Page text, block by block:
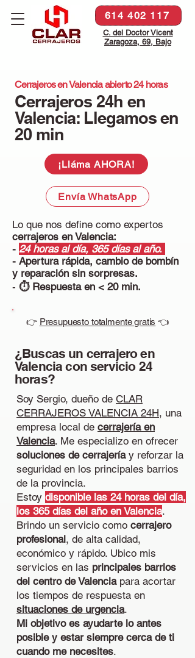
614 402 117
C. del Doctor Vicent
Zaragoza, 69, Bajo
Cerrajeros en Valencia abierto 24 horas
Cerrajeros 24h en
Valencia: Llegamos en
20 min
¡Lláma AHORA!
Envía WhatsApp
Lo que nos define como expertos
cerrajeros en Valencia:
- 24 horas al día, 365 días al año.
- Apertura rápida, cambio de bombín
y reparación sin sorpresas.
- ⏱ Respuesta en < 20 min.
👉 Presupuesto totalmente gratis 👈
¿Buscas un cerrajero en
Valencia con servicio 24
horas?
Soy Sergio, dueño de CLAR
CERRAJEROS VALENCIA 24H, una
empresa local de cerrajería en
Valencia. Me especializo en ofrecer
soluciones de cerrajeríay reforzar la
seguridad en los principales barrios
de la provincia.
Estoy disponible las 24 horas del día,
los 365 días del año en Valencia.
Brindo un servicio como cerrajero
profesional, de alta calidad,
económico y rápido. Ubico mis
servicios en las principales barrios
del centro de Valencia para acortar
los tiempos de respuesta en
situaciones de urgencia.
Mi objetivo es ayudarte lo antes
posible y estar siempre cerca de ti
cuando me necesites.